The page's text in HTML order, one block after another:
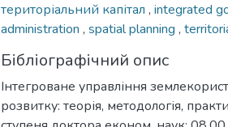
територіальний капітал , integrated
administration , spatial planning ,
Бібліографічний опис
Інтегроване управління
розвитку: теорія, методологія,